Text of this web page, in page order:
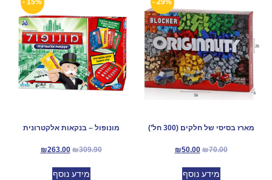
29% -
מארז בסיסי של חלקים (300 חל’)
₪70.00
₪50.00
מידע נוסף
15% -
מונופול – בנקאות אלקטרונית
₪309.90
₪263.00
מידע נוסף